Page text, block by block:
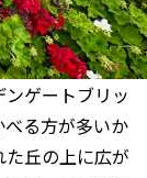
ゲートブリッ
る方が多いか
丘の上に広が